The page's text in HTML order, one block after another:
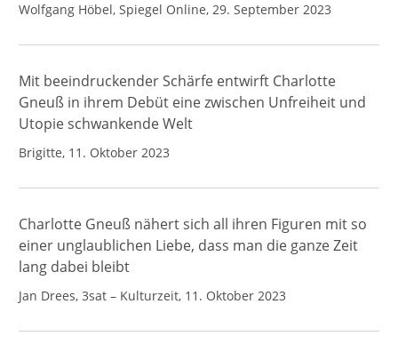
Wolfgang Höbel, Spiegel Online, 29. September 2023
Mit beeindruckender Schärfe entwirft Charlotte
Gneuß in ihrem Debüt eine zwischen Unfreiheit und
Utopie schwankende Welt
Brigitte, 11. Oktober 2023
Charlotte Gneuß nähert sich all ihren Figuren mit so
einer unglaublichen Liebe, dass man die ganze Zeit
lang dabei bleibt
Jan Drees, 3sat – Kulturzeit, 11. Oktober 2023